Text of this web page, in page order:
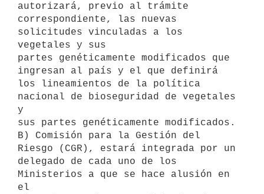
autorizará, previo al trámite
correspondiente, las nuevas
solicitudes vinculadas a los
vegetales y sus
partes genéticamente modificados que
ingresan al país y el que definirá
los lineamientos de la política
nacional de bioseguridad de vegetales
y
sus partes genéticamente modificados.
B) Comisión para la Gestión del
Riesgo (CGR), estará integrada por un
delegado de cada uno de los
Ministerios a que se hace alusión en
el